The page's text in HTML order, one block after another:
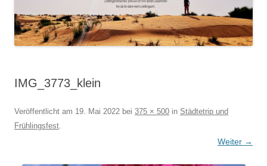
IMG_3773_klein
Veröffentlicht am 19. Mai 2022 bei 375 × 500 in Städtetrip und
Frühlingsfest.
Weiter →